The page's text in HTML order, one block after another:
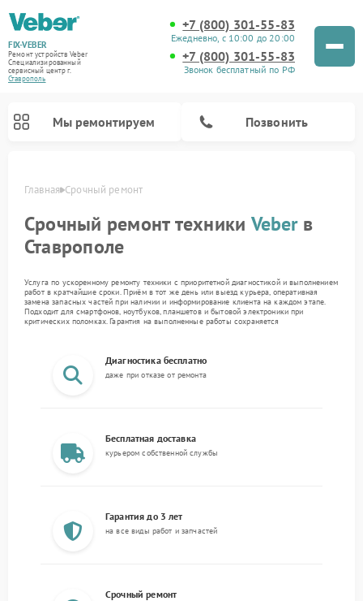
FIX-VEBER
Ремонт устройств Veber
Специализированный
cервисный центр г.
Ставрополь
+7 (800) 301-55-83
Ежедневно, с 10:00 до 20:00
+7 (800) 301-55-83
Звонок бесплатный по РФ
Мы ремонтируем Позвонить
Главная Срочный ремонт
Срочный ремонт техники Veberв
Ставрополе
Услуга по ускоренному ремонту техники с приоритетной диагностикой и выполнением
работ в кратчайшие сроки. Приём в тот же день или выезд курьера, оперативная
замена запасных частей при наличии и информирование клиента на каждом этапе.
Подходит для смартфонов, ноутбуков, планшетов и бытовой электроники при
критических поломках. Гарантия на выполненные работы сохраняется
Диагностика бесплатно
даже при отказе от ремонта
Бесплатная доставка
курьером собственной службы
Гарантия до 3 лет
на все виды работ и запчастей
Срочный ремонт